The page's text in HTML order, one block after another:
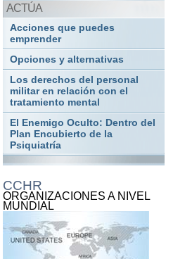
ACTÚA
Acciones que puedes
emprender
Opciones y alternativas
Los derechos del personal
militar en relación con el
tratamiento mental
El Enemigo Oculto: Dentro del
Plan Encubierto de la
Psiquiatría
CCHR
ORGANIZACIONES A NIVEL
MUNDIAL